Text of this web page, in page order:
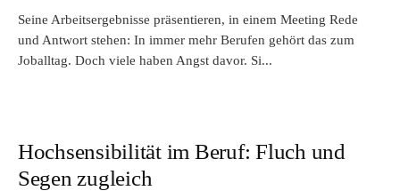
Seine Arbeitsergebnisse präsentieren, in einem Meeting Rede
und Antwort stehen: In immer mehr Berufen gehört das zum
Joballtag. Doch viele haben Angst davor. Si...
Hochsensibilität im Beruf: Fluch und
Segen zugleich